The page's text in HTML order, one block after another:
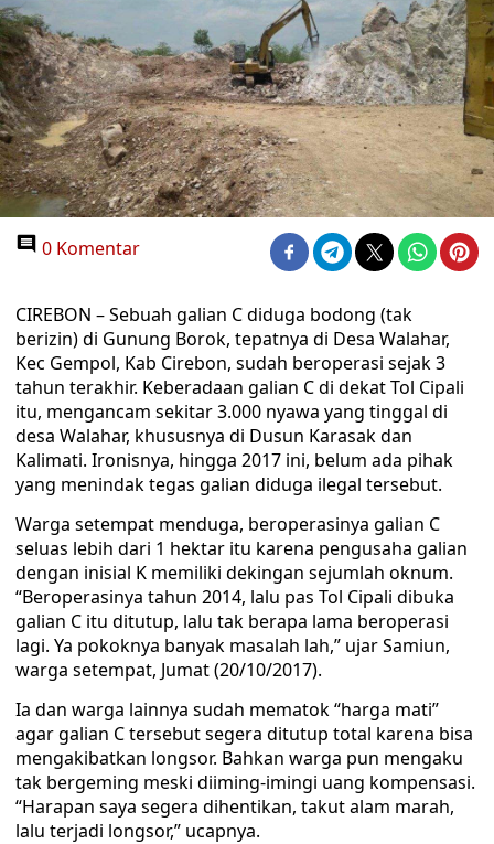
0 Komentar
CIREBON – Sebuah galian C diduga bodong (tak
berizin) di Gunung Borok, tepatnya di Desa Walahar,
Kec Gempol, Kab Cirebon, sudah beroperasi sejak 3
tahun terakhir. Keberadaan galian C di dekat Tol Cipali
itu, mengancam sekitar 3.000 nyawa yang tinggal di
desa Walahar, khususnya di Dusun Karasak dan
Kalimati. Ironisnya, hingga 2017 ini, belum ada pihak
yang menindak tegas galian diduga ilegal tersebut.
Warga setempat menduga, beroperasinya galian C
seluas lebih dari 1 hektar itu karena pengusaha galian
dengan inisial K memiliki dekingan sejumlah oknum.
“Beroperasinya tahun 2014, lalu pas Tol Cipali dibuka
galian C itu ditutup, lalu tak berapa lama beroperasi
lagi. Ya pokoknya banyak masalah lah,” ujar Samiun,
warga setempat, Jumat (20/10/2017).
Ia dan warga lainnya sudah mematok “harga mati”
agar galian C tersebut segera ditutup total karena bisa
mengakibatkan longsor. Bahkan warga pun mengaku
tak bergeming meski diiming-imingi uang kompensasi.
“Harapan saya segera dihentikan, takut alam marah,
lalu terjadi longsor,” ucapnya.